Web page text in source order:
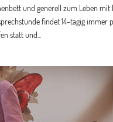
und generell zum Leben mit
findet 14-tägig immer
statt und...